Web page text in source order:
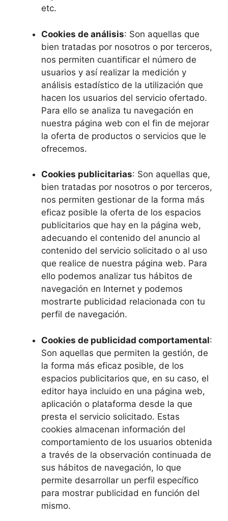
etc.
Cookies de análisis: Son aquellas que
bien tratadas por nosotros o por terceros,
nos permiten cuantificar el número de
usuarios y así realizar la medición y
análisis estadístico de la utilización que
hacen los usuarios del servicio ofertado.
Para ello se analiza tu navegación en
nuestra página web con el fin de mejorar
la oferta de productos o servicios que le
ofrecemos.
Cookies publicitarias: Son aquellas que,
bien tratadas por nosotros o por terceros,
nos permiten gestionar de la forma más
eficaz posible la oferta de los espacios
publicitarios que hay en la página web,
adecuando el contenido del anuncio al
contenido del servicio solicitado o al uso
que realice de nuestra página web. Para
ello podemos analizar tus hábitos de
navegación en Internet y podemos
mostrarte publicidad relacionada con tu
perfil de navegación.
Cookies de publicidad comportamental:
Son aquellas que permiten la gestión, de
la forma más eficaz posible, de los
espacios publicitarios que, en su caso, el
editor haya incluido en una página web,
aplicación o plataforma desde la que
presta el servicio solicitado. Estas
cookies almacenan información del
comportamiento de los usuarios obtenida
a través de la observación continuada de
sus hábitos de navegación, lo que
permite desarrollar un perfil específico
para mostrar publicidad en función del
mismo.